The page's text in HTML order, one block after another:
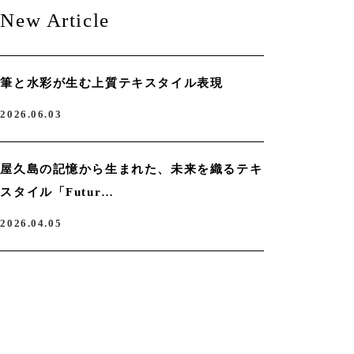
New Article
筆と水彩が生む上質テキスタイル表現
2026.06.03
屋久島の記憶から生まれた、未来を織るテキ
スタイル「Futur…
2026.04.05